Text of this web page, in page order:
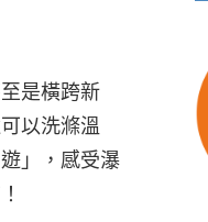
是橫跨新
以洗滌溫
」，感受瀑